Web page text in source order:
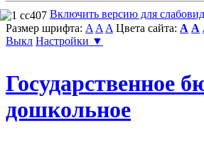
Включить версию для
Размер шрифта: A A A Цвета сайта: A A
Выкл Настройки ▼
Государственное
дошкольное